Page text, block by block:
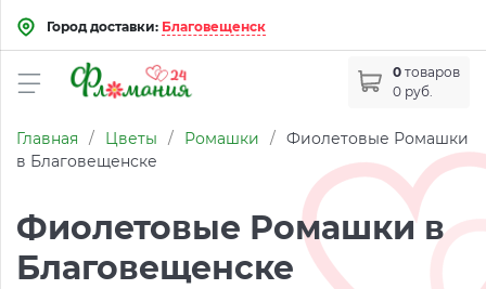
Город доставки: Благовещенск
0 товаров
0 руб.
Главная / Цветы / Ромашки / Фиолетовые Ромашки
в Благовещенске
Фиолетовые Ромашки в
Благовещенске